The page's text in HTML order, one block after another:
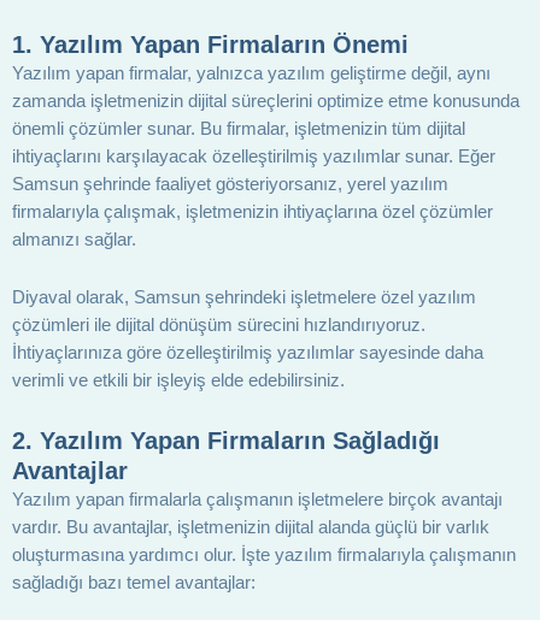
1. Yazılım Yapan Firmaların Önemi
Yazılım yapan firmalar, yalnızca yazılım geliştirme değil, aynı
zamanda işletmenizin dijital süreçlerini optimize etme konusunda
önemli çözümler sunar. Bu firmalar, işletmenizin tüm dijital
ihtiyaçlarını karşılayacak özelleştirilmiş yazılımlar sunar. Eğer
Samsun şehrinde faaliyet gösteriyorsanız, yerel yazılım
firmalarıyla çalışmak, işletmenizin ihtiyaçlarına özel çözümler
almanızı sağlar.
Diyaval olarak, Samsun şehrindeki işletmelere özel yazılım
çözümleri ile dijital dönüşüm sürecini hızlandırıyoruz.
İhtiyaçlarınıza göre özelleştirilmiş yazılımlar sayesinde daha
verimli ve etkili bir işleyiş elde edebilirsiniz.
2. Yazılım Yapan Firmaların Sağladığı
Avantajlar
Yazılım yapan firmalarla çalışmanın işletmelere birçok avantajı
vardır. Bu avantajlar, işletmenizin dijital alanda güçlü bir varlık
oluşturmasına yardımcı olur. İşte yazılım firmalarıyla çalışmanın
sağladığı bazı temel avantajlar: